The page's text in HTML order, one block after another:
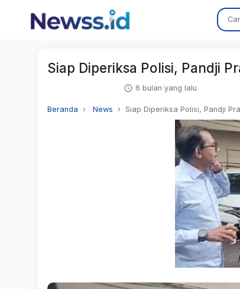
Siap Diperiksa Polisi, Pandji
6 bulan yang lalu
Beranda News Siap Diperiksa Polisi, Pandji